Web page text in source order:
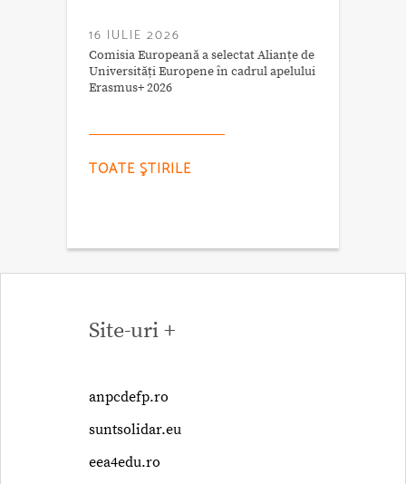
16 IULIE 2026
Comisia Europeană a selectat Alianțe de
Universități Europene în cadrul apelului
Erasmus+ 2026
TOATE ŞTIRILE
Site-uri +
anpcdefp.ro
suntsolidar.eu
eea4edu.ro